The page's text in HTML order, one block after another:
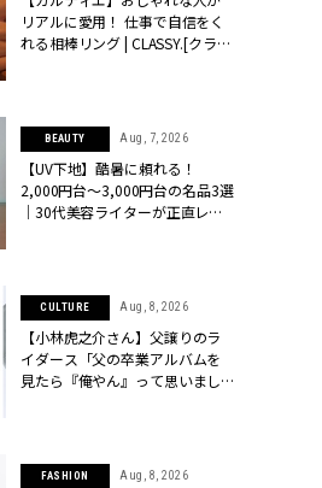
リアルに愛用！ 仕事で自信をく
れる相棒リング | CLASSY.[クラッ
BEAUTY Aug, 7, 2026
【UV下地】酷暑に頼れる！
2,000円台〜3,000円台の名品3選
｜30代美容ライターが正直レビ
CULTURE Aug, 8, 2026
【小林虎之介さん】父譲りのラ
イダース「父の卒業アルバムを
見たら『俺やん』って思いまし
FASHION Aug, 8, 2026